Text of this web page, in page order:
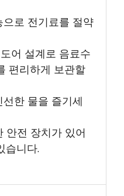
로 전기료를 절약
어 설계로 음료수
편리하게 보관할
한 물을 즐기세
안전 장치가 있어
습니다.